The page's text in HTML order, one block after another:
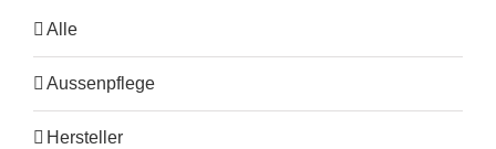
Alle
Aussenpflege
Hersteller